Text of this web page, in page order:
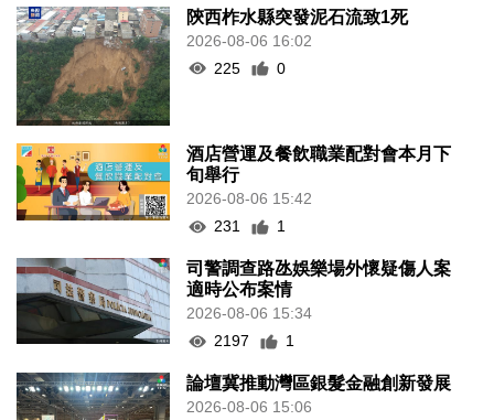
陝西柞水縣突發泥石流致1死
2026-08-06 16:02
225
0
酒店營運及餐飲職業配對會本月下
旬舉行
2026-08-06 15:42
231
1
司警調查路氹娛樂場外懷疑傷人案
適時公布案情
2026-08-06 15:34
2197
1
論壇冀推動灣區銀髮金融創新發展
2026-08-06 15:06